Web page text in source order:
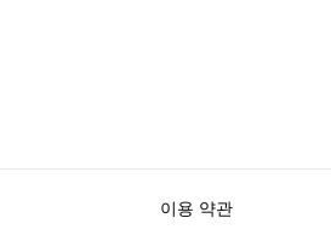
이용 약관